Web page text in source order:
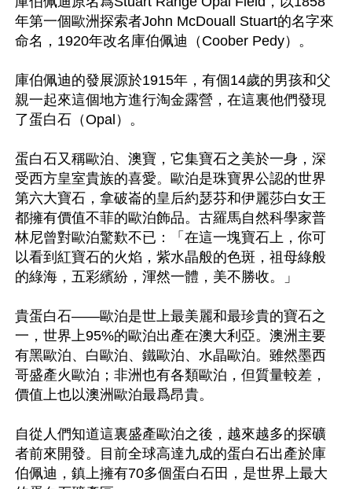
年第一個歐洲探索者John McDouall Stuart的名字來
命名，1920年改名庫伯佩迪（Coober Pedy）。
庫伯佩迪的發展源於1915年，有個14歲的男孩和父
親一起來這個地方進行淘金露營，在這裏他們發現
了蛋白石（Opal）。
蛋白石又稱歐泊、澳寶，它集寶石之美於一身，深
受西方皇室貴族的喜愛。歐泊是珠寶界公認的世界
第六大寶石，拿破崙的皇后約瑟芬和伊麗莎白女王
都擁有價值不菲的歐泊飾品。古羅馬自然科學家普
林尼曾對歐泊驚歎不已：「在這一塊寶石上，你可
以看到紅寶石的火焰，紫水晶般的色斑，祖母綠般
的綠海，五彩繽紛，渾然一體，美不勝收。」
貴蛋白石——歐泊是世上最美麗和最珍貴的寶石之
一，世界上95%的歐泊出產在澳大利亞。澳洲主要
有黑歐泊、白歐泊、鐵歐泊、水晶歐泊。雖然墨西
哥盛產火歐泊；非洲也有各類歐泊，但質量較差，
價值上也以澳洲歐泊最爲昂貴。
自從人們知道這裏盛產歐泊之後，越來越多的探礦
者前來開發。目前全球高達九成的蛋白石出產於庫
伯佩迪，鎮上擁有70多個蛋白石田，是世界上最大